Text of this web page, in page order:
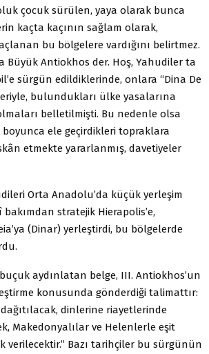
çocuk sürülen, yaya olarak bunca
kaçta kaçının sağlam olarak,
bu bölgelere vardığını belirtmez.
Büyük Antiokhos der. Hoş, Yahudiler ta
sürgün edildiklerinde, onlara “Dina De
bulundukları ülke yasalarına
belletilmişti. Bu nedenle olsa
ele geçirdikleri topraklara
etmekte yararlanmış, davetiyeler
Orta Anadolu’da küçük yerleşim
stratejik Hierapolis’e,
(Dinar) yerleştirdi, bu bölgelerde
aydınlatan belge, III. Antiokhos’un
konusunda gönderdiği talimattır:
dinlerine riayetlerinde
Makedonyalılar ve Helenlerle eşit
verilecektir.” Bazı tarihçiler bu sürgünün